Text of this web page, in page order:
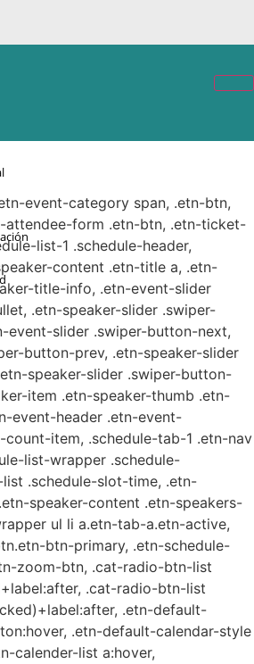
event-category span, .etn-btn,
attendee-form .etn-btn, .etn-ticket-
list-1 .schedule-header,
content .etn-title a, .etn-
title-info, .etn-event-slider
.etn-speaker-slider .swiper-
event-slider .swiper-button-next,
button-prev, .etn-speaker-slider
speaker-slider .swiper-button-
item .etn-speaker-thumb .etn-
event-header .etn-event-
item, .schedule-tab-1 .etn-nav
list-wrapper .schedule-
.schedule-slot-time, .etn-
speaker-content .etn-speakers-
ul li a.etn-tab-a.etn-active,
btn-primary, .etn-schedule-
zoom-btn, .cat-radio-btn-list
.cat-radio-btn-list
.etn-default-
.etn-default-calendar-style
calender-list a:hover,